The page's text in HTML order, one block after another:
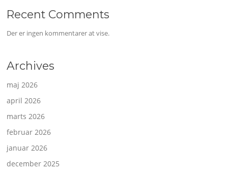
Recent Comments
Der er ingen kommentarer at vise.
Archives
maj 2026
april 2026
marts 2026
februar 2026
januar 2026
december 2025